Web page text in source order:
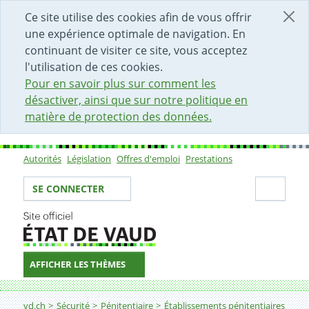
Ce site utilise des cookies afin de vous offrir
une expérience optimale de navigation. En
continuant de visiter ce site, vous acceptez
l'utilisation de ces cookies.
Pour en savoir plus sur comment les
désactiver, ainsi que sur notre politique en
matière de protection des données.
DÉBUT DU CONTENU DE LA PAGE
ACCÈS AU CHAMP DE RECHERCHE
PAGE D'ACCUEIL
FORMULAIRE DE CONTACT
Sous-navigation
Autorités Législation Offres d'emploi Prestations
Votre identité
SE CONNECTER
AFFICHER LES THÈMES
Fil d'Ariane
vd.ch Sécurité Pénitentiaire Établissements pénitentiaires